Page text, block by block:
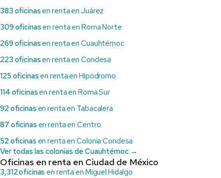
383 oficinas en renta en Juárez
309 oficinas en renta en Roma Norte
269 oficinas en renta en Cuauhtémoc
223 oficinas en renta en Condesa
125 oficinas en renta en Hipódromo
114 oficinas en renta en Roma Sur
92 oficinas en renta en Tabacalera
87 oficinas en renta en Centro
52 oficinas en renta en Colonia Condesa
Ver todas las colonias de Cuauhtémoc →
Oficinas en renta en Ciudad de México
3,312 oficinas en renta en Miguel Hidalgo